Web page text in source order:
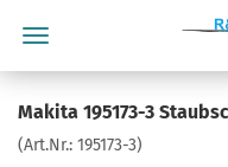
Makita 195173-3
(Art.Nr.: 195173-3)